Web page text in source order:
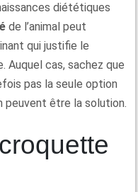
diététiques
de l’animal peut
qui justifie le
Auquel cas, sachez que
pas la seule option
peuvent être la solution.